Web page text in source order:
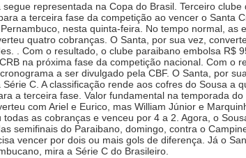
segue representada na Copa do Brasil. Terceiro
a terceira fase da competição ao vencer o Santa
nesta quinta-feira. No tempo normal, as
quatro cobranças. O Santa, por sua vez,
. Com o resultado, o clube paraibano embolsa R$
na próxima fase da competição nacional. Com o
a ser divulgado pela CBF. O Santa, por
Série C. A classificação rende aos cofres do Sousa a
a terceira fase. Valor fundamental na temporada
com Ariel e Eurico, mas William Júnior e
todas as cobranças e venceu por 4 a 2. Agora, o
semifinais do Paraibano, domingo, contra o
vencer por dois ou mais gols de diferença. Já o
mira a Série C do Brasileiro.